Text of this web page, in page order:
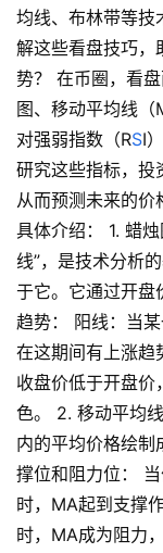
均线、布林带等技
解这些看盘技巧，
势？ 在币圈，看
图、移动平均线（
对强弱指数（RSI
研究这些指标，投
从而预测未来的价
具体介绍： 1. 蜡
线”，是技术分析
于它。它通过开盘
趋势： 阳线：当
在这期间有上涨趋
收盘价低于开盘价
色。 2. 移动平均
内的平均价格绘制
撑位和阻力位：
时，MA起到支撑
时，MA成为阻力